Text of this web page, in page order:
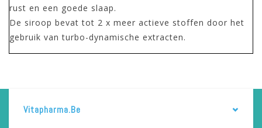
rust en een goede slaap.
De siroop bevat tot 2 x meer actieve stoffen door het
gebruik van turbo-dynamische extracten.
Vitapharma.be